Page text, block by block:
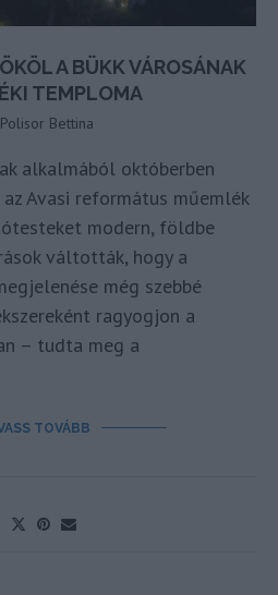
A BÜKK VÁROSÁNAK
TEMPLOMA
Polisor Bettina
alkalmából októberben
Avasi református műemlék
modern, földbe
váltották, hogy a
még szebbé
ragyogjon a
– tudta meg a
TOVÁBB